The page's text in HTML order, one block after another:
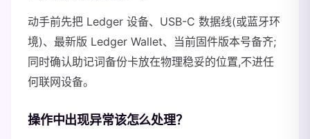
动手前先把 Ledger 设备、USB-C 数据线(或蓝牙环
境)、最新版 Ledger Wallet、当前固件版本号备齐;
同时确认助记词备份卡放在物理稳妥的位置,不进任
何联网设备。
操作中出现异常该怎么处理？